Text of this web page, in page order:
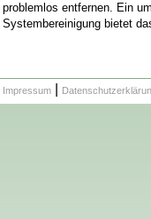
problemlos entfernen. Ein
Systembereinigung bietet
Impressum